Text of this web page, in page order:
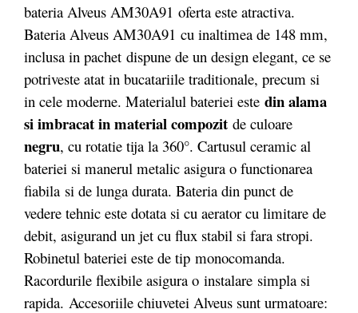
bateria Alveus AM30A91 oferta este atractiva.
Bateria Alveus AM30A91 cu inaltimea de 148 mm,
inclusa in pachet dispune de un design elegant, ce se
potriveste atat in bucatariile traditionale, precum si
in cele moderne. Materialul bateriei este din alama
si imbracat in material compozit de culoare
negru, cu rotatie tija la 360°. Cartusul ceramic al
bateriei si manerul metalic asigura o functionarea
fiabila si de lunga durata. Bateria din punct de
vedere tehnic este dotata si cu aerator cu limitare de
debit, asigurand un jet cu flux stabil si fara stropi.
Robinetul bateriei este de tip monocomanda.
Racordurile flexibile asigura o instalare simpla si
rapida. Accesoriile chiuvetei Alveus sunt urmatoare: